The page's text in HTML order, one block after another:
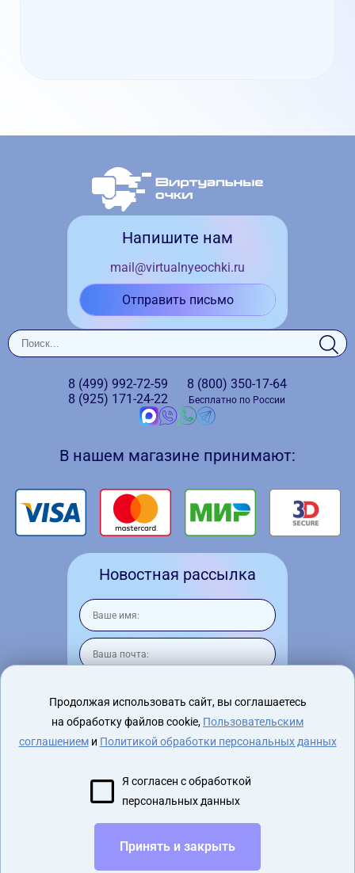
Напишите нам
mail@virtualnyeochki.ru
Отправить письмо
8 (499) 992-72-59
8 (925) 171-24-22
8 (800) 350-17-64
Бесплатно по России
В нашем магазине принимают:
Новостная рассылка
Я согласен на обработку персональных
данных
2015 - 2026 virtualnyeochki.ru
Продолжая использовать сайт, вы соглашаетесь
на обработку файлов cookie, Пользовательским
соглашениеми Политикой обработки персональных данных
Я согласен с обработкой
персональных данных
Принять и закрыть